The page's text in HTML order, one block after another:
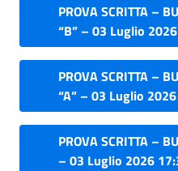
PROVA SCRITTA –
“B” – 03 Luglio
PROVA SCRITTA –
“A” – 03 Luglio
PROVA SCRITTA –
– 03 Luglio 2026